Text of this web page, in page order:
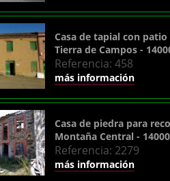
Casa de tapial con
Tierra de Campos -
Referencia: 458
más información
Casa de piedra para
Montaña Central -
Referencia: 2279
más información